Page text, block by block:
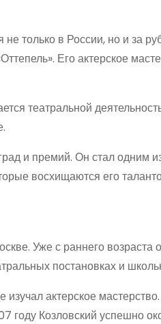
только в России, но и за
Его актерское
театральной
и премий. Он стал одним
восхищаются его
Уже с раннего возраста
постановках и
актерское
году Козловский успешно